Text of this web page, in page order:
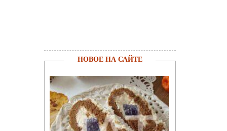
НОВОЕ НА САЙТЕ